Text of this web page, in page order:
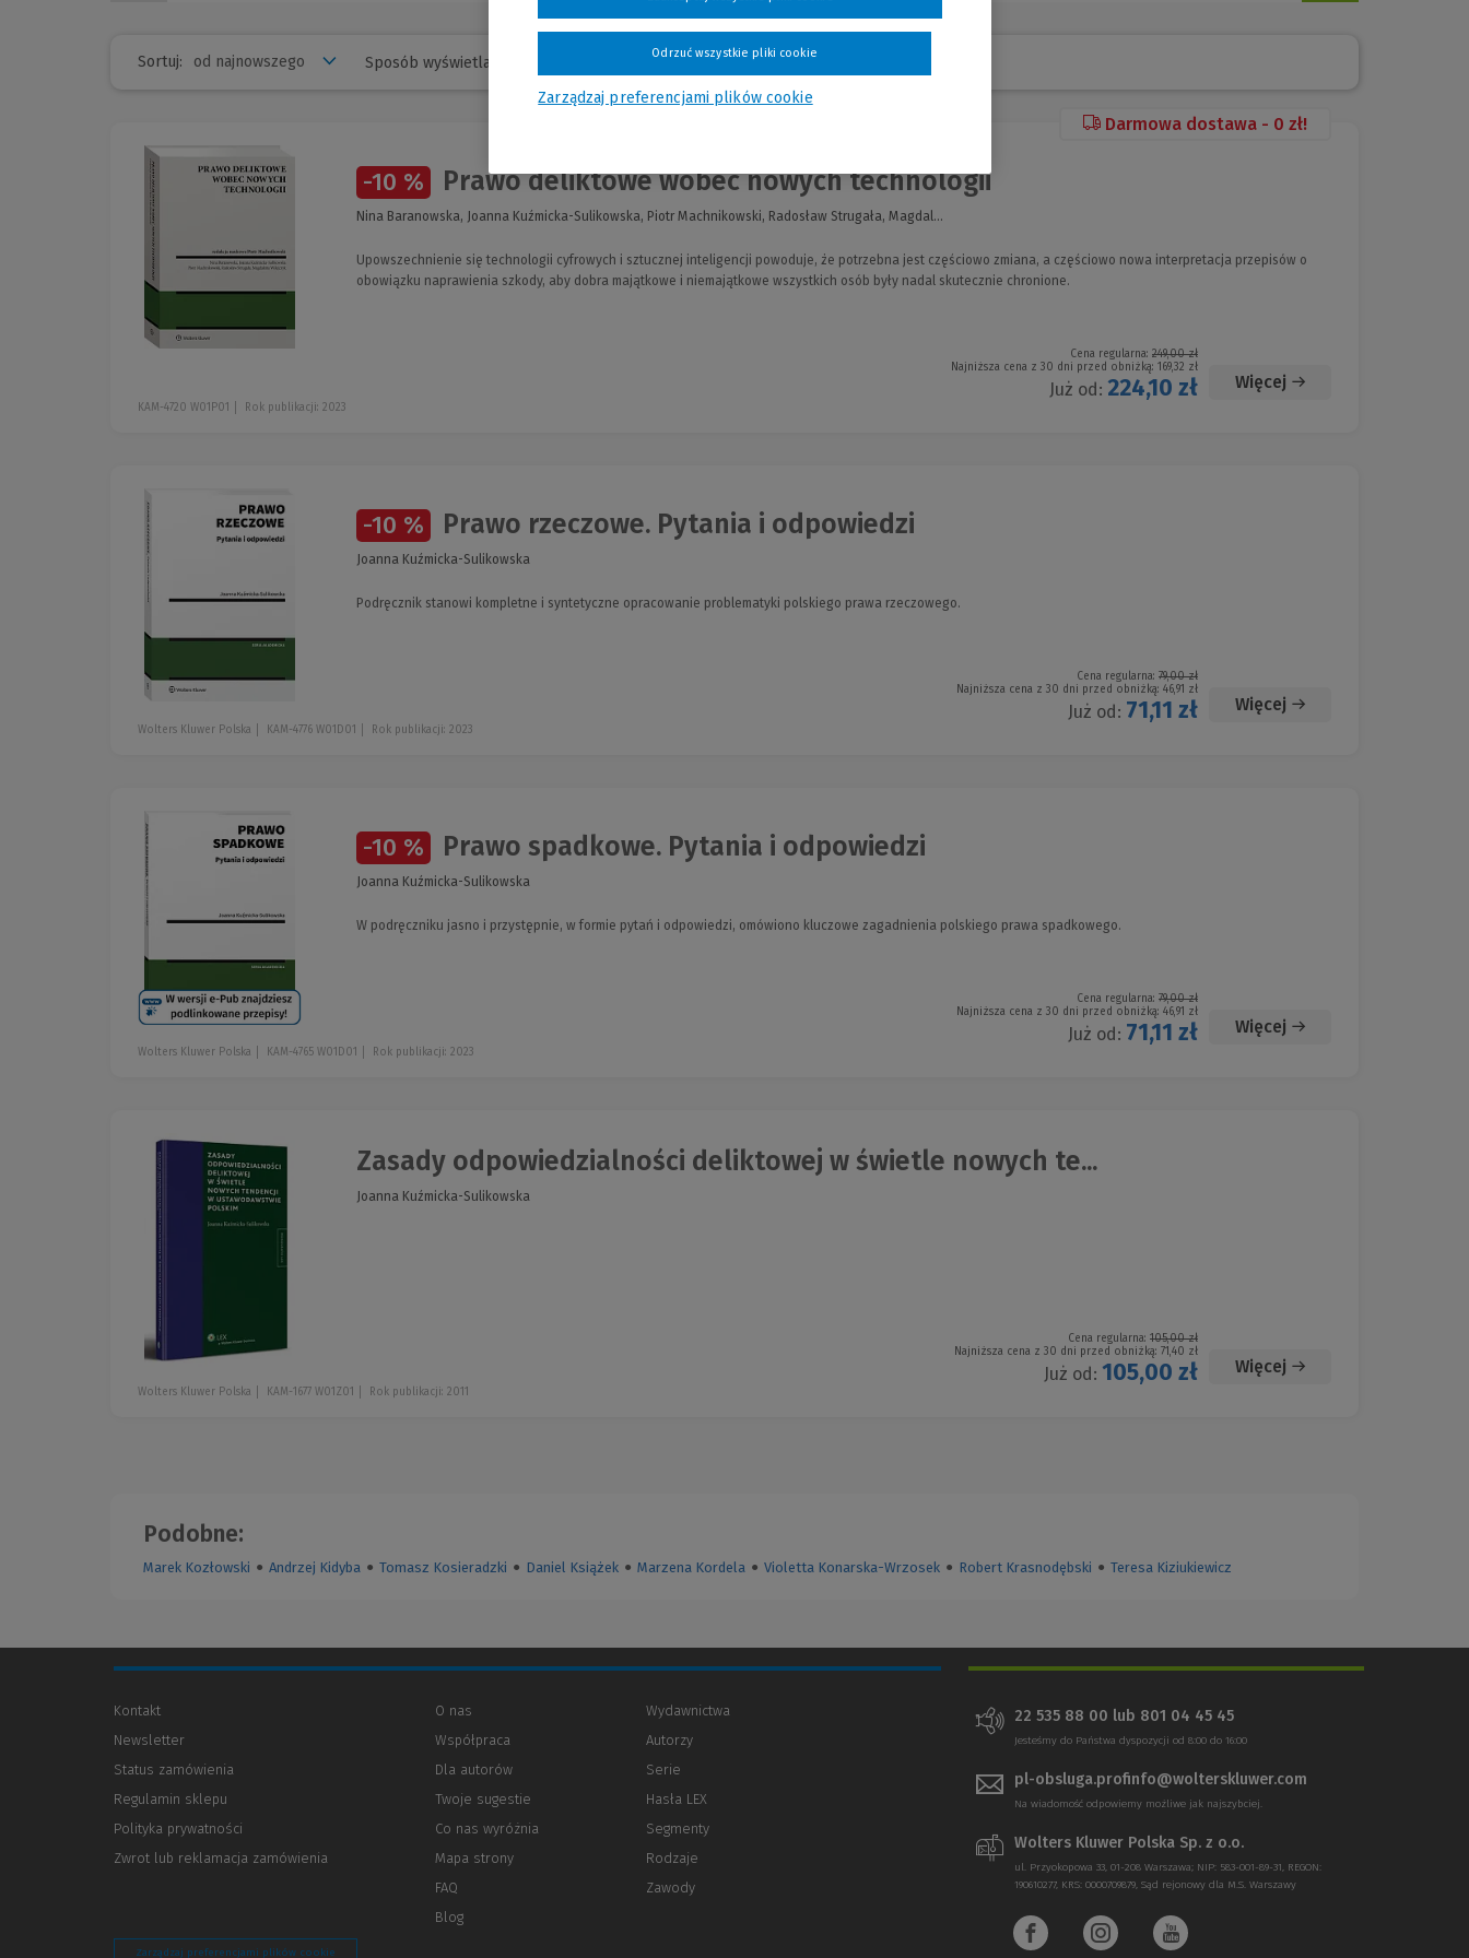
Sortuj: Sposób wyświetlania
Darmowa dostawa - 0 zł!
-10 % Prawo deliktowe wobec nowych technologii
Nina Baranowska, Joanna Kuźmicka-Sulikowska, Piotr Machnikowski, Radosław Strugała, Magdal...
Upowszechnienie się technologii cyfrowych i sztucznej inteligencji powoduje, że potrzebna jest częściowo zmiana, a częściowo nowa interpretacja przepisów o
obowiązku naprawienia szkody, aby dobra majątkowe i niemajątkowe wszystkich osób były nadal skutecznie chronione.
Cena regularna: 249,00 zł
Najniższa cena z 30 dni przed obniżką: 169,32 zł
Już od: 224,10 zł Więcej
KAM-4720 W01P01 Rok publikacji: 2023
-10 % Prawo rzeczowe. Pytania i odpowiedzi
Joanna Kuźmicka-Sulikowska
Podręcznik stanowi kompletne i syntetyczne opracowanie problematyki polskiego prawa rzeczowego.
Cena regularna: 79,00 zł
Najniższa cena z 30 dni przed obniżką: 46,91 zł
Już od: 71,11 zł Więcej
Wolters Kluwer Polska KAM-4776 W01D01 Rok publikacji: 2023
-10 % Prawo spadkowe. Pytania i odpowiedzi
Joanna Kuźmicka-Sulikowska
W podręczniku jasno i przystępnie, w formie pytań i odpowiedzi, omówiono kluczowe zagadnienia polskiego prawa spadkowego.
Cena regularna: 79,00 zł
Najniższa cena z 30 dni przed obniżką: 46,91 zł
Już od: 71,11 zł Więcej
Wolters Kluwer Polska KAM-4765 W01D01 Rok publikacji: 2023
Zasady odpowiedzialności deliktowej w świetle nowych te...
Joanna Kuźmicka-Sulikowska
Cena regularna: 105,00 zł
Najniższa cena z 30 dni przed obniżką: 71,40 zł
Już od: 105,00 zł Więcej
Wolters Kluwer Polska KAM-1677 W01Z01 Rok publikacji: 2011
Podobne:
Marek Kozłowski ● Andrzej Kidyba ● Tomasz Kosieradzki ● Daniel Książek ● Marzena Kordela ● Violetta Konarska-Wrzosek ● Robert Krasnodębski ● Teresa Kiziukiewicz
Kontakt
Newsletter
Status zamówienia
Regulamin sklepu
Polityka prywatności
innej
Zwrot lub reklamacja zamówienia
O nas
Współpraca
Dla autorów
innej
strony)
Twoje sugestie
Co nas wyróżnia
Mapa strony
FAQ
Blog
Wydawnictwa
Autorzy
Serie
Hasła LEX
Segmenty
Rodzaje
Zawody
Zarządzaj preferencjami plików cookie
22 535 88 00 lub 801 04 45 45
Jesteśmy do Państwa dyspozycji od 8:00 do 16:00
pl-obsluga.profinfo@wolterskluwer.com
Na wiadomość odpowiemy możliwe jak najszybciej.
Wolters Kluwer Polska Sp. z o.o.
ul. Przyokopowa 33, 01-208 Warszawa; NIP: 583-001-89-31, REGON:
190610277, KRS: 0000709879, Sąd rejonowy dla M.S. Warszawy
Zarządzaj preferencjami plików cookie
Odrzuć wszystkie pliki cookie